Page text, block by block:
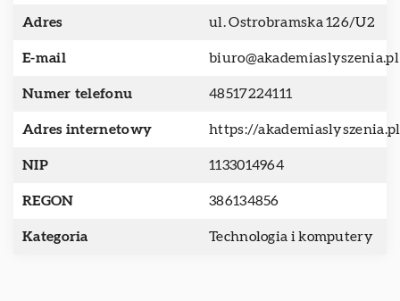
Adres ul. Ostrobramska 126/U2
E-mail biuro@akademiaslyszenia.pl
Numer telefonu 48517224111
Adres internetowy https://akademiaslyszenia.pl
NIP 1133014964
REGON 386134856
Kategoria Technologia i komputery